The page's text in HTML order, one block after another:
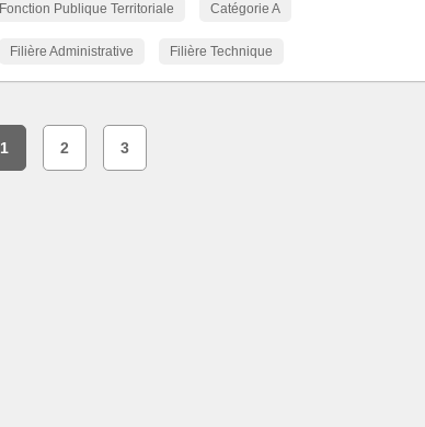
Fonction Publique Territoriale Catégorie A
Filière Administrative Filière Technique
1 2 3